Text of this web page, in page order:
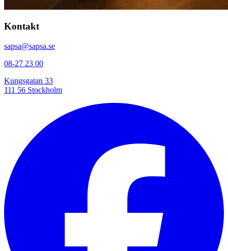
Kontakt
sapsa@sapsa.se
08-27 23 00
Kungsgatan 33
111 56 Stockholm